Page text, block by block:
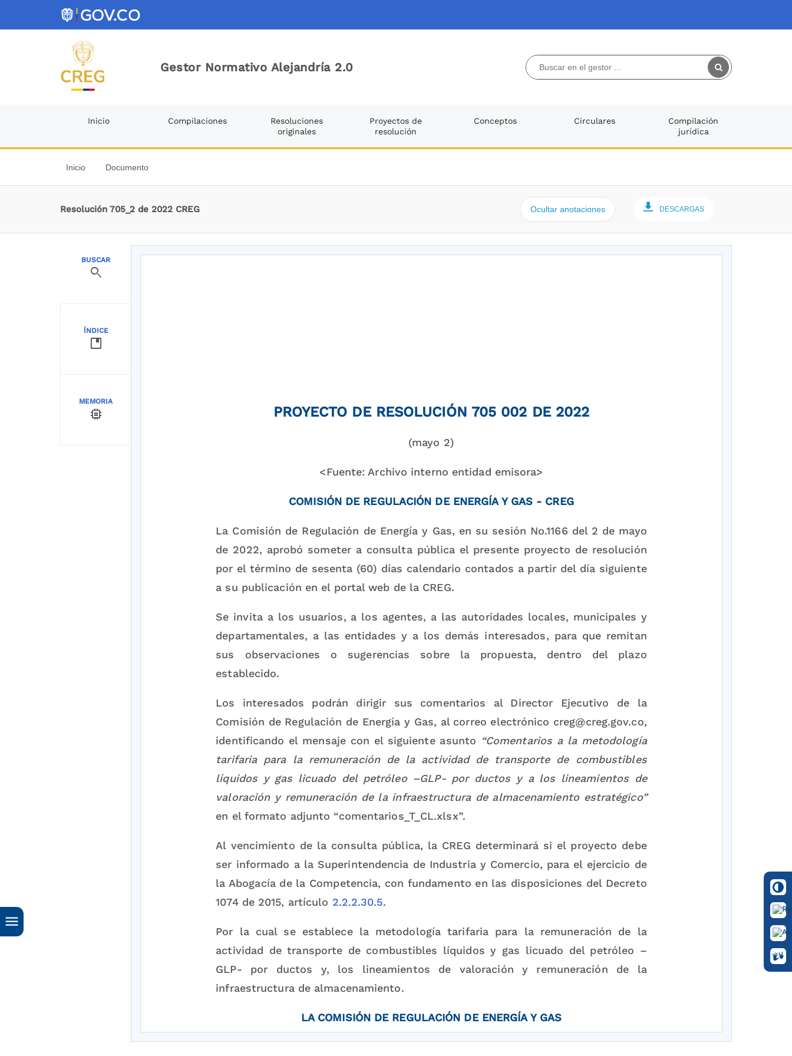
Gestor Normativo Alejandría 2.0
Inicio Compilaciones
Resoluciones
originales
Proyectos de
resolución
Conceptos Circulares
Compilación
jurídica
Inicio Documento
Resolución 705_2 de 2022 CREG Ocultar anotaciones DESCARGAS
BUSCAR
search
ÍNDICE
developer_guide
MEMORIA
memory PROYECTO DE RESOLUCIÓN 705 002 DE 2022
(mayo 2)
<Fuente: Archivo interno entidad emisora>
COMISIÓN DE REGULACIÓN DE ENERGÍA Y GAS - CREG
La Comisión de Regulación de Energía y Gas, en su sesión No.1166 del 2 de mayo
de 2022, aprobó someter a consulta pública el presente proyecto de resolución
por el término de sesenta (60) días calendario contados a partir del día siguiente
a su publicación en el portal web de la CREG.
Se invita a los usuarios, a los agentes, a las autoridades locales, municipales y
departamentales, a las entidades y a los demás interesados, para que remitan
sus observaciones o sugerencias sobre la propuesta, dentro del plazo
establecido.
Los interesados podrán dirigir sus comentarios al Director Ejecutivo de la
Comisión de Regulación de Energía y Gas, al correo electrónico creg@creg.gov.co,
identificando el mensaje con el siguiente asunto “Comentarios a la metodología
tarifaria para la remuneración de la actividad de transporte de combustibles
líquidos y gas licuado del petróleo –GLP- por ductos y a los lineamientos de
valoración y remuneración de la infraestructura de almacenamiento estratégico”
en el formato adjunto “comentarios_T_CL.xlsx”.
Al vencimiento de la consulta pública, la CREG determinará si el proyecto debe
ser informado a la Superintendencia de Industria y Comercio, para el ejercicio de
la Abogacía de la Competencia, con fundamento en las disposiciones del Decreto
1074 de 2015, artículo 2.2.2.30.5.
Por la cual se establece la metodología tarifaria para la remuneración de la
actividad de transporte de combustibles líquidos y gas licuado del petróleo –
GLP- por ductos y, los lineamientos de valoración y remuneración de la
infraestructura de almacenamiento.
LA COMISIÓN DE REGULACIÓN DE ENERGÍA Y GAS